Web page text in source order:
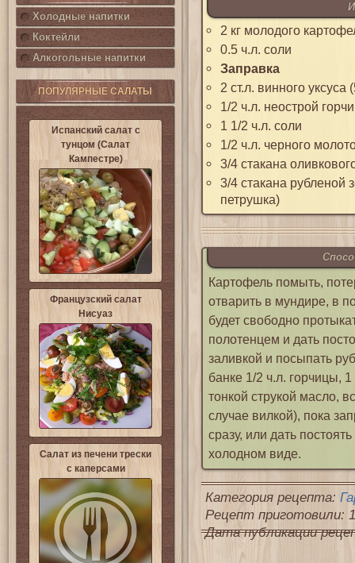
Холодные напитки
Коктейли
Алкогольные напитки
ПОПУЛЯРНЫЕ САЛАТЫ
Испанский салат с
тунцом (Салат
Кампестре)
Французский салат
Нисуаз
Салат из печени трески
с каперсами
2 кг молодого
0.5 ч.л. соли
Заправка
2 ст.л. винного уксуса
1/2 ч.л. неострой
1 1/2 ч.л. соли
1/2 ч.л. черного
3/4 стакана
3/4 стакана рубленой
петрушка)
Картофель помыть,
отварить в мундире, в
будет свободно
полотенцем и дать
заливкой и посыпать
банке 1/2 ч.л. горчицы,
тонкой струкой масло,
случае вилкой), пока
сразу, или дать
холодном виде.
Категория рецепта:
Рецепт приготовили:
Дата публикации